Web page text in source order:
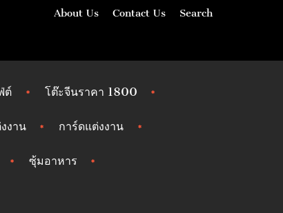
About Us Contact Us Search
ต์ โต๊ะจีนราคา 1800
งาน การ์ดแต่งงาน
ซุ้มอาหาร